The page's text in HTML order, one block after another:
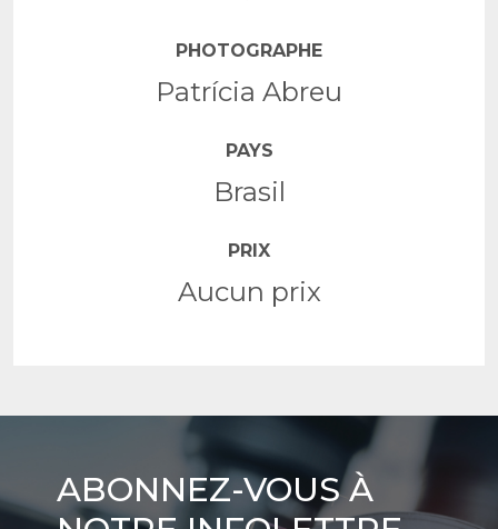
PHOTOGRAPHE
Patrícia Abreu
PAYS
Brasil
PRIX
Aucun prix
Abonnez-
vous
ABONNEZ-VOUS À